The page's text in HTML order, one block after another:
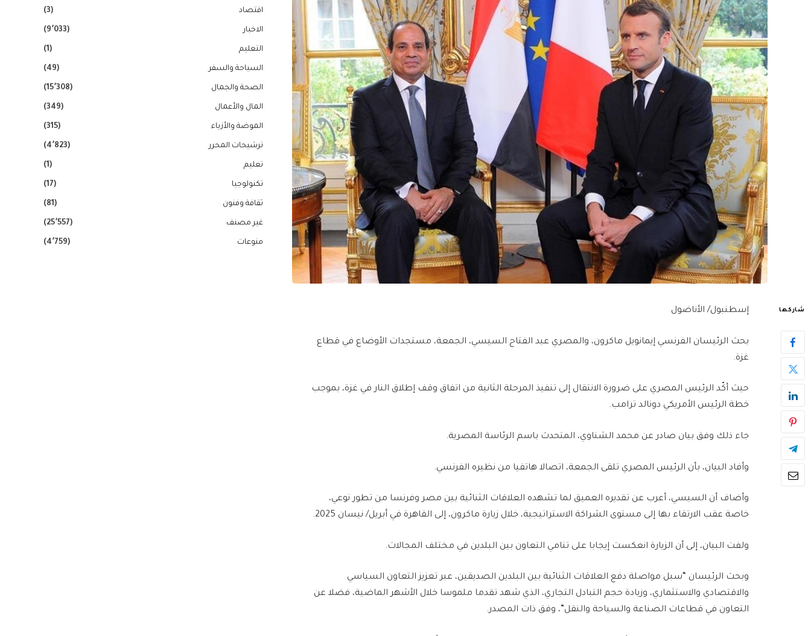
شاركها إسطنبول/ الأناضول
بحث الرئيسان الفرنسي إيمانويل ماكرون، والمصري عبد الفتاح السيسي، الجمعة، مستجدات الأوضاع في قطاع
غزة.
حيث أكّد الرئيس المصري على ضرورة الانتقال إلى تنفيذ المرحلة الثانية من اتفاق وقف إطلاق النار في غزة، بموجب
خطة الرئيس الأمريكي دونالد ترامب.
جاء ذلك وفق بيان صادر عن محمد الشناوي، المتحدث باسم الرئاسة المصرية.
وأفاد البيان، بأن الرئيس المصري تلقى الجمعة، اتصالا هاتفيا من نظيره الفرنسي.
وأضاف أن السيسي، أعرب عن تقديره العميق لما تشهده العلاقات الثنائية بين مصر وفرنسا من تطور نوعي،
خاصة عقب الارتقاء بها إلى مستوى الشراكة الاستراتيجية، خلال زيارة ماكرون، إلى القاهرة في أبريل/ نيسان 2025.
ولفت البيان، إلى أن الزيارة انعكست إيجابا على تنامي التعاون بين البلدين في مختلف المجالات.
وبحث الرئيسان “سبل مواصلة دفع العلاقات الثنائية بين البلدين الصديقين، عبر تعزيز التعاون السياسي
والاقتصادي والاستثماري، وزيادة حجم التبادل التجاري، الذي شهد تقدما ملموسا خلال الأشهر الماضية، فضلا عن
التعاون في قطاعات الصناعة والسياحة والنقل”، وفق ذات المصدر.
اقتصاد (3)
الاخبار (9٬033)
التعليم (1)
السياحة والسفر (49)
الصحة والجمال (15٬308)
المال والأعمال (349)
الموضة والأزياء (315)
ترشيحات المحرر (4٬823)
تعليم (1)
تكنولوجيا (17)
ثقافة وفنون (81)
غير مصنف (25٬557)
منوعات (4٬759)